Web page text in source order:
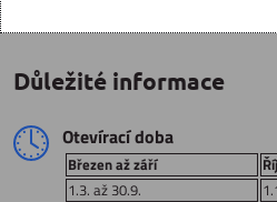
Důležité informace
Otevírací doba
Březen až září
1.3. až 30.9.